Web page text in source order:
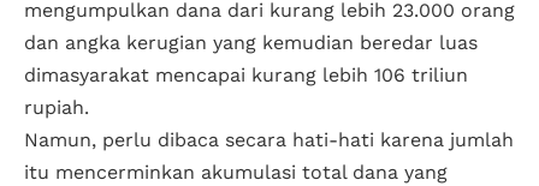
mengumpulkan dana dari kurang lebih 23.000 orang
dan angka kerugian yang kemudian beredar luas
dimasyarakat mencapai kurang lebih 106 triliun
rupiah.
Namun, perlu dibaca secara hati-hati karena jumlah
itu mencerminkan akumulasi total dana yang